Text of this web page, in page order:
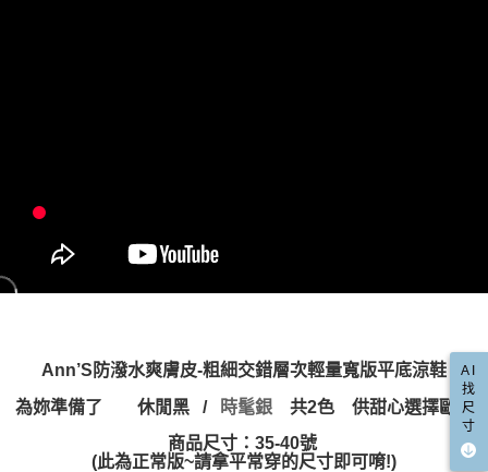
Ann’S防潑水爽膚皮-粗細交錯層次輕量寬版平底涼鞋
為妳準備了
休閒黑 / 時髦銀
共2色 供甜心選擇歐！
商品尺寸：35-40號
(此為正常版~請拿平常穿的尺寸即可唷!)
AI
找
尺
寸